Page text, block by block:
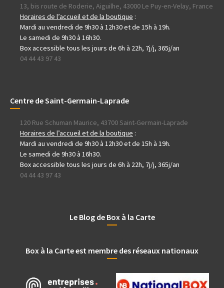
13, bis route de Roderie, Aiguilhe, 43000 Le Puy-en-Velay, France
Horaires de l’accueil et de la boutique :
Mardi au vendredi de 9h30 à 12h30 et de 15h à 19h.
Le samedi de 9h30 à 16h30.
Box accessible tous les jours de 6h à 22h, 7j/j, 365j/an
04 44 43 97 43
Centre de Saint-Germain-Laprade
120 Rue Schuman Maurice, 43700 Saint-Germain-Laprade
Horaires de l’accueil et de la boutique :
Mardi au vendredi de 9h30 à 12h30 et de 15h à 19h.
Le samedi de 9h30 à 16h30.
Box accessible tous les jours de 6h à 22h, 7j/j, 365j/an
04 44 43 97 43
Le Blog de Box à la Carte
Box à la Carte est membre des réseaux nationaux